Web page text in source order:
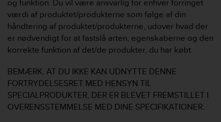
og funktion. Du vil være ansvarlig for enhver forringet
værdi af produktet/produkterne som følge af din
håndtering af produktet/produkterne, udover hvad der
er nødvendigt for at fastslå arten, egenskaberne og den
korrekte funktion af det/de produkter, du har købt.
BEMÆRK, AT DU IKKE KAN UDNYTTE DENNE
FORTRYDELSESRET MED HENSYN TIL
SPECIALPRODUKTER, DER ER BLEVET FREMSTILLET I
OVERENSSTEMMELSE MED DINE SPECIFIKATIONER.